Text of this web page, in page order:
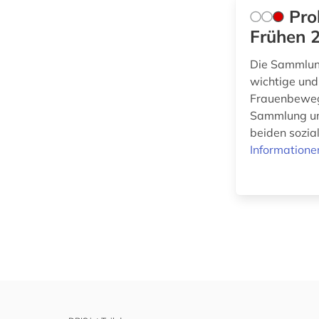
Forschung, Hochschul-,
Frühen
Die
wichtige
Sammlung
beiden